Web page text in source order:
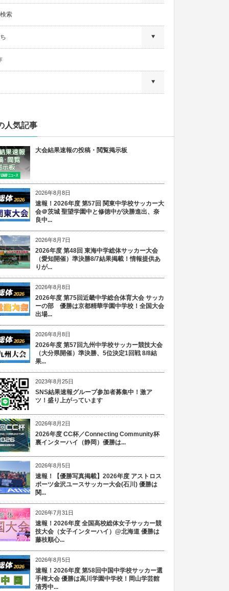
索
人気記事
大会結果速報の投稿・閲覧掲示板
2026年8月8日
速報！2026年度 第57回 関東中学校サッカー大
会＠茨城 聖望学園中と修徳中が決勝進出、奈
良中...
2026年8月7日
2026年度 第48回 東海中学総体サッカー大会
（愛知開催）準決勝8/7結果掲載！情報提供あ
りが...
2026年8月8日
2026年度 第75回近畿中学総合体育大会 サッカ
ーの部 優勝は京都精華学園中学校！全国大会
出場...
2026年8月8日
2026年度 第57回九州中学校サッカー競技大会
（大分県開催）準決勝、5位決定1回戦 8/8結
果...
2023年8月25日
SNS結果速報グループ参加者募集中！激ア
ツ！盛り上がっています
2026年8月2日
2026年度 CC杯／Connecting Community杯
裏インターハイ（静岡）優勝は...
2026年8月5日
速報！【優勝写真掲載】2026年度 アストロス
ポーツ金沢ユースサッカー大会(石川) 優勝は
関...
2026年7月31日
速報！2026年度 全国高校総体女子サッカー競
技大会（女子インターハイ）@北海道 優勝は
藤枝順心...
2026年8月5日
速報！2026年度 第58回中国中学校サッカー選
手権大会 優勝は高川学園中学校！岡山学芸館
清秀中...